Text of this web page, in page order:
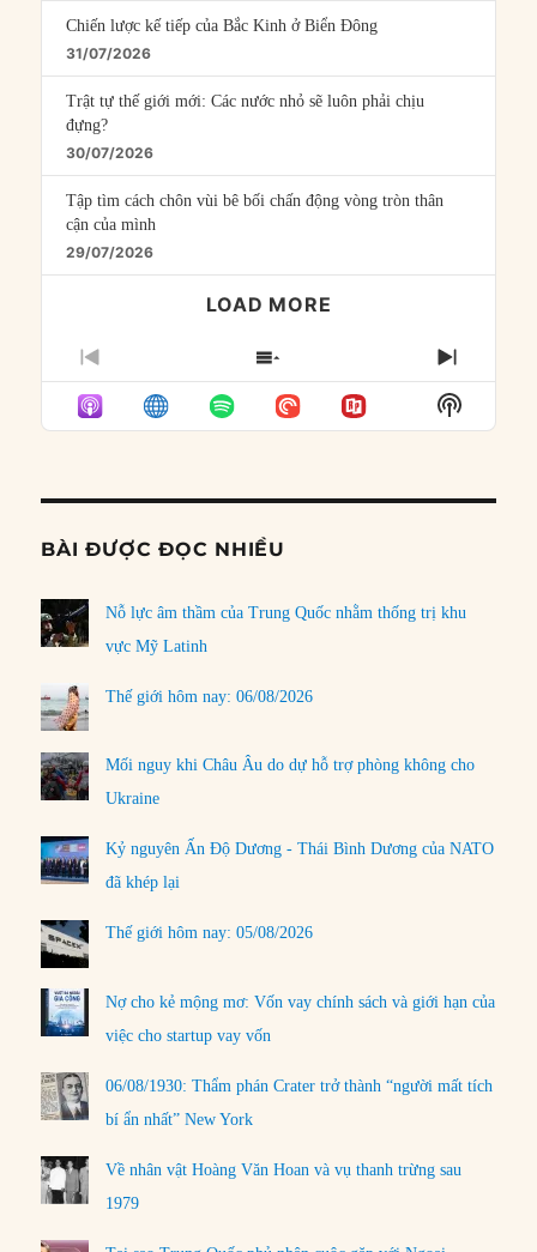
Chiến lược kế tiếp của Bắc Kinh ở Biển Đông
31/07/2026
Trật tự thế giới mới: Các nước nhỏ sẽ luôn phải chịu
đựng?
30/07/2026
Tập tìm cách chôn vùi bê bối chấn động vòng tròn thân
cận của mình
29/07/2026
LOAD MORE
PREVIOUS
EPISODE
SHOW
EPISODES
LIST
NEXT
Show
Podcast
BÀI ĐƯỢC ĐỌC NHIỀU
Nỗ lực âm thầm của Trung Quốc nhằm thống trị khu
vực Mỹ Latinh
Thế giới hôm nay: 06/08/2026
Mối nguy khi Châu Âu do dự hỗ trợ phòng không cho
Ukraine
Kỷ nguyên Ấn Độ Dương - Thái Bình Dương của NATO
đã khép lại
Thế giới hôm nay: 05/08/2026
Nợ cho kẻ mộng mơ: Vốn vay chính sách và giới hạn của
việc cho startup vay vốn
06/08/1930: Thẩm phán Crater trở thành “người mất tích
bí ẩn nhất” New York
Về nhân vật Hoàng Văn Hoan và vụ thanh trừng sau
1979